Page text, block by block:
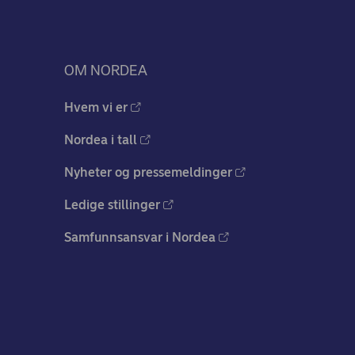
OM NORDEA
Hvem vi er
Nordea i tall
Nyheter og pressemeldinger
Ledige stillinger
Samfunnsansvar i Nordea